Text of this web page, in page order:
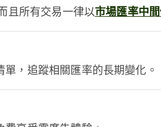
且所有交易一律以市場匯率中
，追蹤相關匯率的長期變化。